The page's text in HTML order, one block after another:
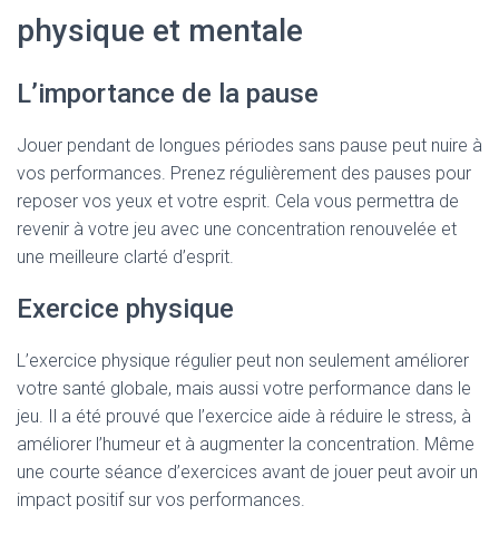
physique et mentale
L’importance de la pause
Jouer pendant de longues périodes sans pause peut nuire à
vos performances. Prenez régulièrement des pauses pour
reposer vos yeux et votre esprit. Cela vous permettra de
revenir à votre jeu avec une concentration renouvelée et
une meilleure clarté d’esprit.
Exercice physique
L’exercice physique régulier peut non seulement améliorer
votre santé globale, mais aussi votre performance dans le
jeu. Il a été prouvé que l’exercice aide à réduire le stress, à
améliorer l’humeur et à augmenter la concentration. Même
une courte séance d’exercices avant de jouer peut avoir un
impact positif sur vos performances.